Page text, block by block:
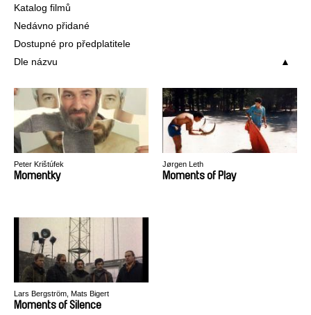
Katalog filmů
Nedávno přidané
Dostupné pro předplatitele
Dle názvu
Peter Krištúfek
Momentky
Jørgen Leth
Moments of Play
Lars Bergström, Mats Bigert
Moments of Silence